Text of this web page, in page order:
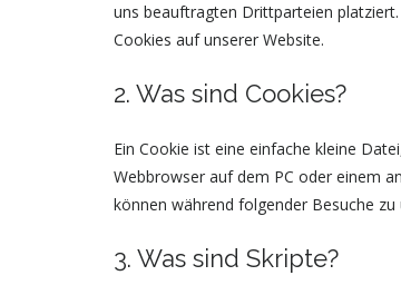
uns beauftragten Drittparteien
Cookies auf unserer Website.
2. Was sind Cookies?
Ein Cookie ist eine einfache kleine
Webbrowser auf dem PC oder einem
können während folgender Besuche
3. Was sind Skripte?